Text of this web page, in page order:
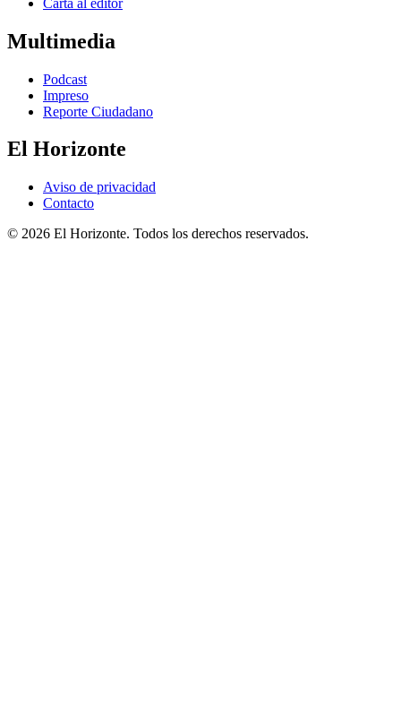
Multimedia
Podcast
Impreso
Reporte Ciudadano
El Horizonte
Aviso de privacidad
Contacto
© 2026 El Horizonte. Todos los derechos reservados.